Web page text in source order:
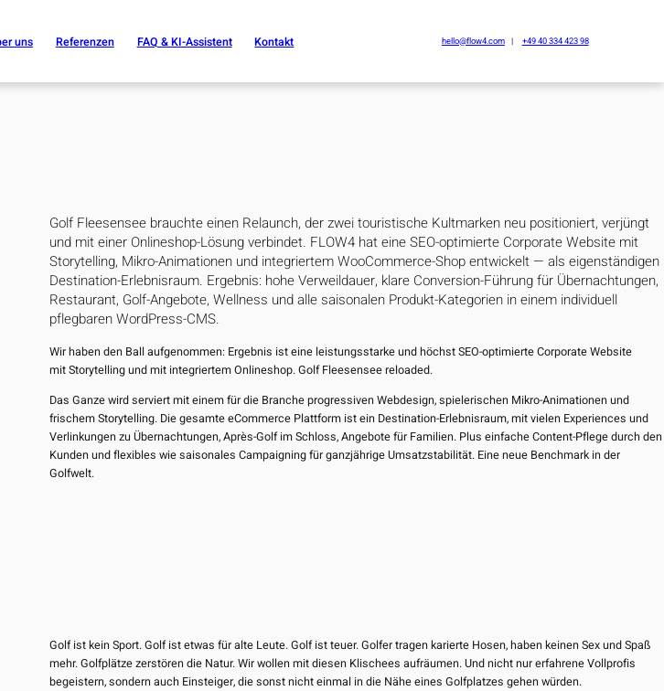
uns Referenzen FAQ & KI-Assistent Kontakt hello@flow4.com +49 40 334 423 98
Golf Fleesensee brauchte einen Relaunch, der zwei touristische Kultmarken neu positioniert, verjüngt
und mit einer Onlineshop-Lösung verbindet. FLOW4 hat eine SEO-optimierte Corporate Website mit
Storytelling, Mikro-Animationen und integriertem WooCommerce-Shop entwickelt — als eigenständigen
Destination-Erlebnisraum. Ergebnis: hohe Verweildauer, klare Conversion-Führung für Übernachtungen,
Restaurant, Golf-Angebote, Wellness und alle saisonalen Produkt-Kategorien in einem individuell
pflegbaren WordPress-CMS.
Wir haben den Ball aufgenommen: Ergebnis ist eine leistungsstarke und höchst SEO-optimierte Corporate Website
mit Storytelling und mit integriertem Onlineshop. Golf Fleesensee reloaded.
Das Ganze wird serviert mit einem für die Branche progressiven Webdesign, spielerischen Mikro-Animationen und
frischem Storytelling. Die gesamte eCommerce Plattform ist ein Destination-Erlebnisraum, mit vielen Experiences und
Verlinkungen zu Übernachtungen, Après-Golf im Schloss, Angebote für Familien. Plus einfache Content-Pflege durch den
Kunden und flexibles wie saisonales Campaigning für ganzjährige Umsatzstabilität. Eine neue Benchmark in der
Golfwelt.
Golf ist kein Sport. Golf ist etwas für alte Leute. Golf ist teuer. Golfer tragen karierte Hosen, haben keinen Sex und Spaß
mehr. Golfplätze zerstören die Natur. Wir wollen mit diesen Klischees aufräumen. Und nicht nur erfahrene Vollprofis
begeistern, sondern auch Einsteiger, die sonst nicht einmal in die Nähe eines Golfplatzes gehen würden.